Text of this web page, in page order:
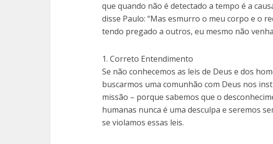
que quando não é detectado a tempo é a
disse Paulo: “Mas esmurro o meu corpo e o
tendo pregado a outros, eu mesmo não
1. Correto Entendimento
Se não conhecemos as leis de Deus e dos
buscarmos uma comunhão com Deus nos
missão – porque sabemos que o
humanas nunca é uma desculpa e seremos
se violamos essas leis.